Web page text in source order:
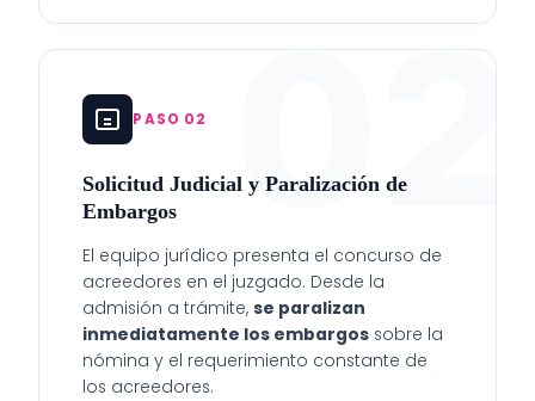
02
PASO 02
Solicitud Judicial y Paralización de
Embargos
El equipo jurídico presenta el concurso de
acreedores en el juzgado. Desde la
admisión a trámite,se paralizan
inmediatamente los embargos sobre la
nómina y el requerimiento constante de
los acreedores.